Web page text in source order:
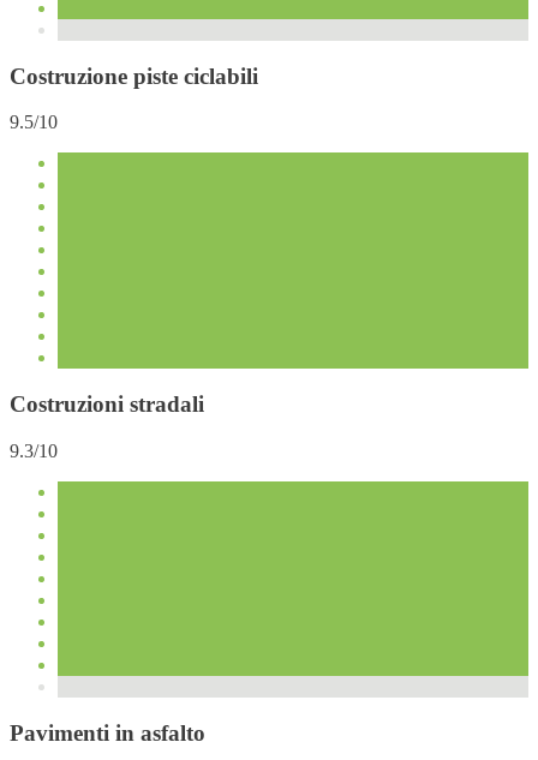
Costruzione piste ciclabili
9.5/10
Costruzioni stradali
9.3/10
Pavimenti in asfalto